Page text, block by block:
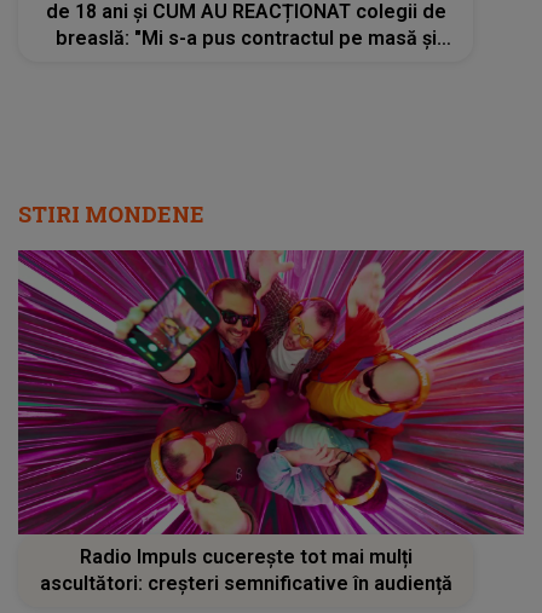
de 18 ani și CUM AU REACȚIONAT colegii de
breaslă: "Mi s-a pus contractul pe masă și
STIRI MONDENE
Radio Impuls cucerește tot mai mulți
ascultători: creșteri semnificative în audiență